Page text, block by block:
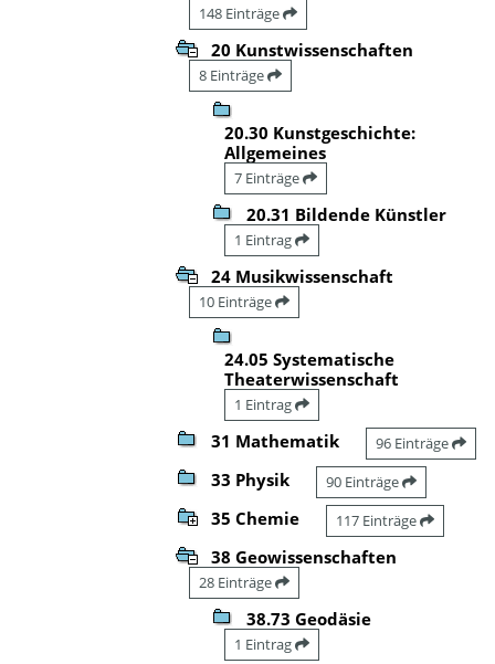
148 Einträge
20 Kunstwissenschaften
8 Einträge
20.30 Kunstgeschichte:
Allgemeines
7 Einträge
20.31 Bildende Künstler
1 Eintrag
24 Musikwissenschaft
10 Einträge
24.05 Systematische
Theaterwissenschaft
1 Eintrag
31 Mathematik 96 Einträge
33 Physik 90 Einträge
35 Chemie 117 Einträge
38 Geowissenschaften
28 Einträge
38.73 Geodäsie
1 Eintrag